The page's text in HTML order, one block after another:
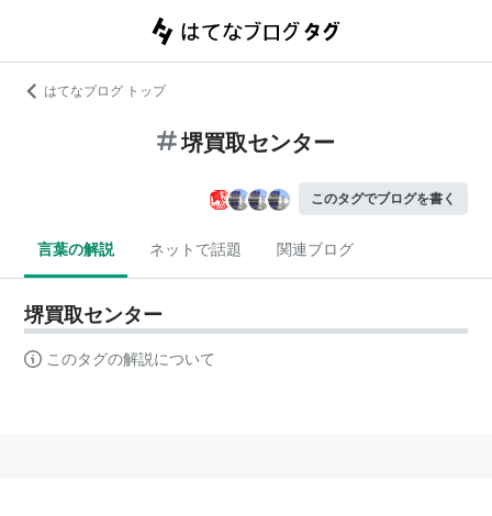
はてなブログ トップ
堺買取センター
このタグでブログを書く
言葉の解説 ネットで話題 関連ブログ
堺買取センター
このタグの解説について